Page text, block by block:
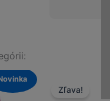
Zľava!